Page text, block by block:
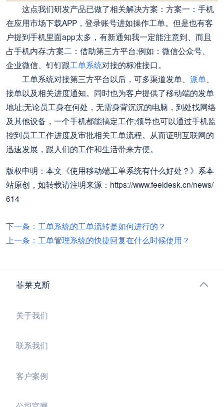
这点我们研发产品已做了相关解决方案：方案一：手机
在应用市场下载APP，登录账号进如操作工单。但是也有客
户提到手机里面app太多，有新通知我一定能注意到、而且
占手机内存;方案二：借助第三方平台;例如：微信公众号、
企业微信、钉钉跟工单系统对接的标准接口。
工单系统对接第三方平台以后，可多渠道发单、派单
接单以及相关进度通知。同时也为客户提供了移动端的发单
地址;无论员工身在何处，无需身背沉沉的电脑，到处找网络
及其他设备，一个手机都能搞定工作;领导也可以通过手机监
控到员工工作进度及审批相关工单流程。从而证明互联网的
迅速发展，跟人们的工作和生活带来方便。
版权申明：本文《使用移动端工单系统有什么好处？》系本
站原创，如转载请注明来源：https://www.feeldesk.cn/news/
614
下一条：工单系统的工单流转是如何进行的？
上一条：工单管理系统的快捷回复在什么时候使用？
菲莱克斯
关于我们
联系我们
客户案例